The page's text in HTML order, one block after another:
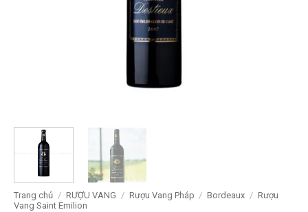
Trang chủ / RƯỢU VANG / Rượu Vang Pháp / Bordeaux / Rượu
Vang Saint Emilion